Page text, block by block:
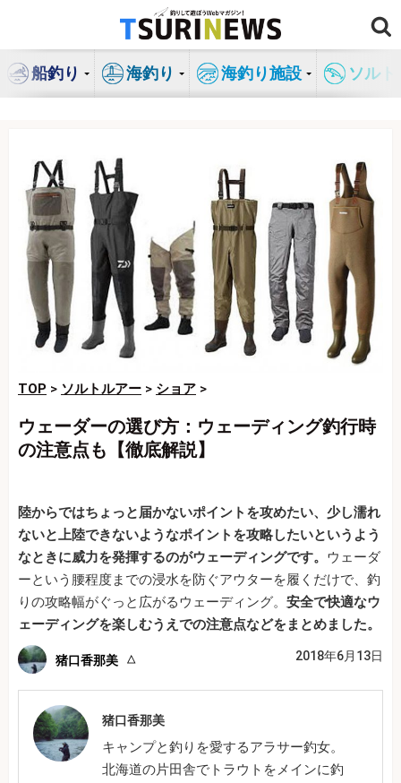
ン
船釣り 海釣り 海釣り施設 ソル
TOP > ソルトルアー > ショア >
ウェーダーの選び方：ウェーディング釣行時
の注意点も【徹底解説】
陸からではちょっと届かないポイントを攻めたい、少し濡れ
ないと上陸できないようなポイントを攻略したいというよう
なときに威力を発揮するのがウェーディングです。 ウェーダ
ーという腰程度までの浸水を防ぐアウターを履くだけで、釣
りの攻略幅がぐっと広がるウェーディング。 安全で快適なウ
ェーディングを楽しむうえでの注意点などをまとめました。
猪口香那美 2018年6月13日
猪口香那美
キャンプと釣りを愛するアラサー釣女。
北海道の片田舎でトラウトをメインに釣